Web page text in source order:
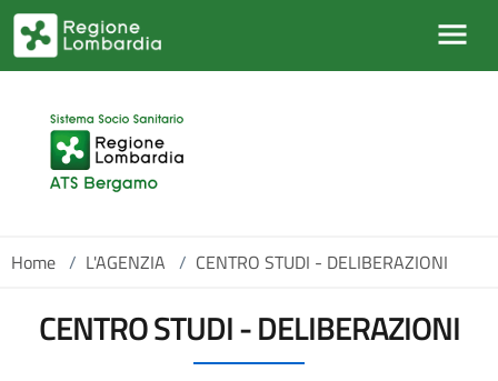
Salta al contenuto principale
Home / L'AGENZIA / CENTRO STUDI - DELIBERAZIONI
CENTRO STUDI - DELIBERAZIONI